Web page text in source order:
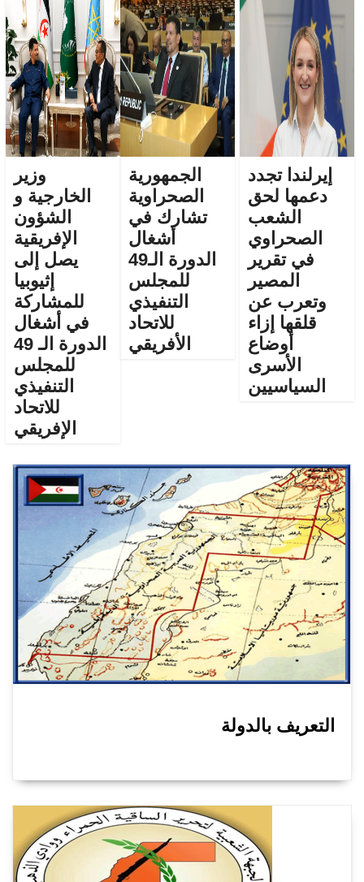
إيرلندا تجدد
دعمها لحق
الشعب
الصحراوي
في تقرير
المصير
وتعرب عن
قلقها إزاء
أوضاع
الأسرى
السياسيين
الجمهورية
الصحراوية
تشارك في
أشغال
الدورة الـ49
للمجلس
التنفيذي
للاتحاد
الأفريقي
وزير
الخارجية و
الشؤون
الإفريقية
يصل إلى
إثيوبيا
للمشاركة
في أشغال
الدورة الـ 49
للمجلس
التنفيذي
للاتحاد
الإفريقي
التعريف بالدولة